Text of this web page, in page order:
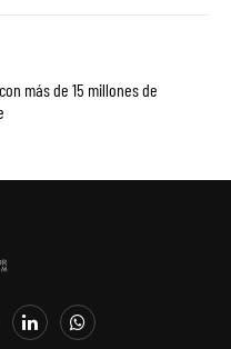
más de 15 millones de